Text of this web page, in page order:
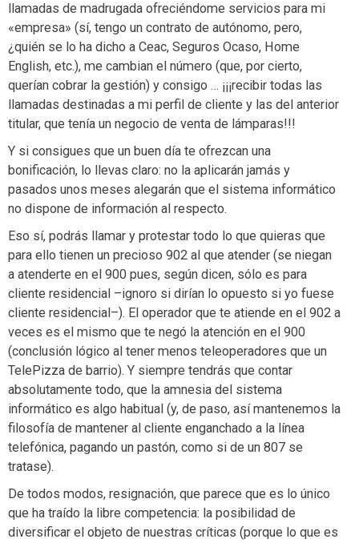
llamadas de madrugada ofreciéndome servicios para mi
«empresa» (sí, tengo un contrato de autónomo, pero,
¿quién se lo ha dicho a Ceac, Seguros Ocaso, Home
English, etc.), me cambian el número (que, por cierto,
querían cobrar la gestión) y consigo … ¡¡¡recibir todas las
llamadas destinadas a mi perfil de cliente y las del anterior
titular, que tenía un negocio de venta de lámparas!!!
Y si consigues que un buen día te ofrezcan una
bonificación, lo llevas claro: no la aplicarán jamás y
pasados unos meses alegarán que el sistema informático
no dispone de información al respecto.
Eso sí, podrás llamar y protestar todo lo que quieras que
para ello tienen un precioso 902 al que atender (se niegan
a atenderte en el 900 pues, según dicen, sólo es para
cliente residencial –ignoro si dirían lo opuesto si yo fuese
cliente residencial–). El operador que te atiende en el 902 a
veces es el mismo que te negó la atención en el 900
(conclusión lógico al tener menos teleoperadores que un
TelePizza de barrio). Y siempre tendrás que contar
absolutamente todo, que la amnesia del sistema
informático es algo habitual (y, de paso, así mantenemos la
filosofía de mantener al cliente enganchado a la línea
telefónica, pagando un pastón, como si de un 807 se
tratase).
De todos modos, resignación, que parece que es lo único
que ha traído la libre competencia: la posibilidad de
diversificar el objeto de nuestras críticas (porque lo que es